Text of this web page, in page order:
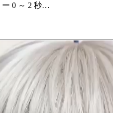
ー 0 ～ 2 秒…